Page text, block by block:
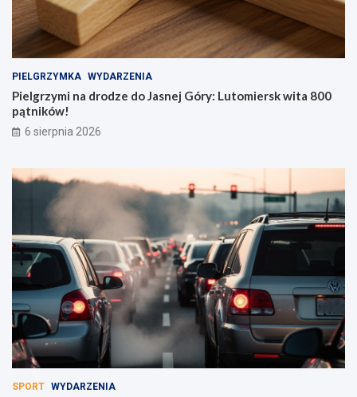
PIELGRZYMKA WYDARZENIA
Pielgrzymi na drodze do Jasnej Góry: Lutomiersk wita 800
pątników!
6 sierpnia 2026
SPORT WYDARZENIA